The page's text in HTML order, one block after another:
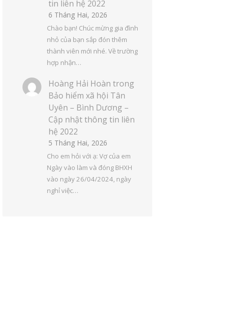
tin liên hệ 2022
6 Tháng Hai, 2026
Chào bạn! Chúc mừng gia đình
nhỏ của bạn sắp đón thêm
thành viên mới nhé. Về trường
hợp nhận…
Hoàng Hải Hoàn trong
Bảo hiểm xã hội Tân
Uyên – Bình Dương –
Cập nhật thông tin liên
hệ 2022
5 Tháng Hai, 2026
Cho em hỏi với ạ: Vợ của em
Ngày vào làm và đóng BHXH
vào ngày 26/04/2024, ngày
nghỉ việc…